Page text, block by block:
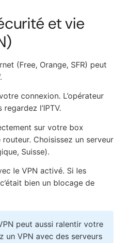
et vie
(Free, Orange, SFR) peut
connexion. L’opérateur
l’IPTV.
sur votre box
Choisissez un serveur
Suisse).
le VPN activé. Si les
bien un blocage de
peut aussi ralentir votre
un VPN avec des serveurs